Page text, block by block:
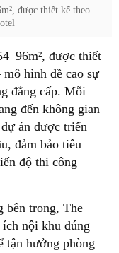
được thiết kế theo
được thiết
hình đề cao sự
đẳng cấp. Mỗi
đến không gian
án được triển
đảm bảo tiêu
độ thi công
bên trong, The
nội khu đúng
tận hưởng phòng